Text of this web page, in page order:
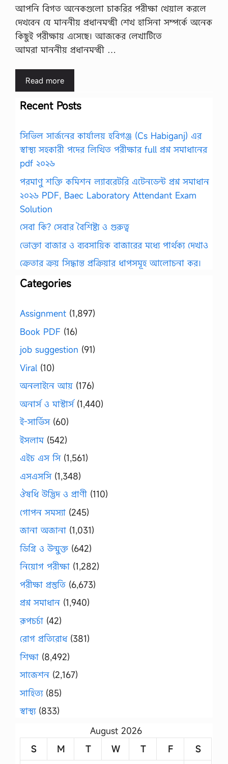
আপনি বিগত অনেকগুলো চাকরির পরীক্ষা খেয়াল করলে
দেখবেন যে মাননীয় প্রধানমন্ত্রী শেখ হাসিনা সম্পর্কে অনেক
কিছুই পরীক্ষায় এসেছে। আজকের লেখাটিতে
আমরা মাননীয় প্রধানমন্ত্রী …
Read more
Recent Posts
সিভিল সার্জনের কার্যালয় হবিগঞ্জ (Cs Habiganj) এর
স্বাস্থ্য সহকারী পদের লিখিত পরীক্ষার full প্রশ্ন সমাধানের
pdf ২০২৬
পরমাণু শক্তি কমিশন ল্যাবরেটরি এটেনডেন্ট প্রশ্ন সমাধান
২০২৬ PDF, Baec Laboratory Attendant Exam
Solution
সেবা কি? সেবার বৈশিষ্ট্য ও গুরুত্ব
ভোক্তা বাজার ও ব্যবসায়িক বাজারের মধ্যে পার্থক্য দেখাও
ক্রেতার ক্রয় সিদ্ধান্ত প্রক্রিয়ার ধাপসমূহ আলোচনা কর।
Categories
Assignment (1,897)
Book PDF (16)
job suggestion (91)
Viral (10)
অনলাইনে আয় (176)
অনার্স ও মাস্টার্স(1,440)
ই-সার্ভিস(60)
ইসলাম(542)
এইচ এস সি(1,561)
এসএসসি(1,348)
ঔষধি উদ্ভিদ ও প্রাণী (110)
গোপন সমস্যা (245)
জানা অজানা (1,031)
ডিগ্রি ও উন্মুক্ত (642)
নিয়োগ পরীক্ষা (1,282)
পরীক্ষা প্রস্তুতি (6,673)
প্রশ্ন সমাধান (1,940)
রূপচর্চা (42)
রোগ প্রতিরোধ(381)
শিক্ষা (8,492)
সাজেশন (2,167)
সাহিত্য(85)
স্বাস্থ্য(833)
August 2026
S
M T W T F S